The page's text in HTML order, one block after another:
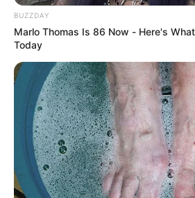
Lea También:Dos lotes de
llegarán a Norte de Santander
En esta misma zona del
cinco militares murieron luego que
carga explosivaal paso de una
salía del municipio de Tibú a la
Finalmente las autoridades
los operativos en la zona del
Cúcuta,con el fin de debilitar las
de estos grupos delincuenciales.
BUZZDAY
Marlo Thomas Is 86 Now - Here's
Today